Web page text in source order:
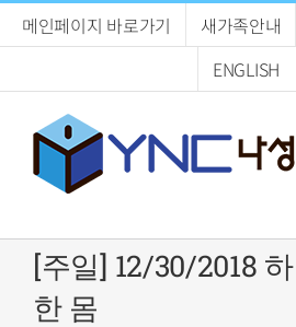
메인페이지 바로가기 새가족안내
ENGLISH
[주일] 12/30/2018
한 몸